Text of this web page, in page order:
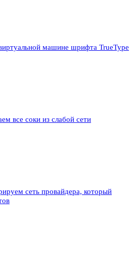
машине шрифта TrueType
все соки из слабой сети
сеть провайдера, который